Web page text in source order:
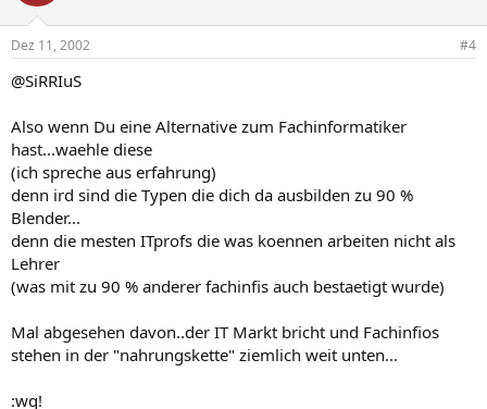
Dez 11, 2002 #4
@SiRRIuS
Also wenn Du eine Alternative zum Fachinformatiker
hast...waehle diese
(ich spreche aus erfahrung)
denn ird sind die Typen die dich da ausbilden zu 90 %
Blender...
denn die mesten ITprofs die was koennen arbeiten nicht als
Lehrer
(was mit zu 90 % anderer fachinfis auch bestaetigt wurde)
Mal abgesehen davon..der IT Markt bricht und Fachinfios
stehen in der "nahrungskette" ziemlich weit unten...
:wq!